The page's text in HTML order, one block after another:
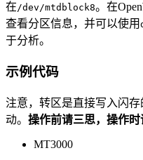
在/dev/mtdblock8。在
查看分区信息，并可以使用
于分析。
示例代码
注意，转区是直接写入闪
动。 操作前请三思，操作时
MT3000